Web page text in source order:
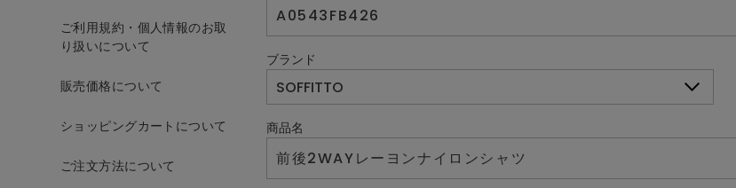
ご利用規約・個人情報のお取
り扱いについて
販売価格について
ショッピングカートについて
ご注文方法について
ブランド
商品名